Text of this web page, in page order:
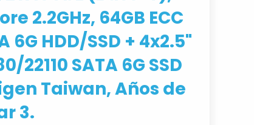
2.2GHz, 64GB ECC
6G HDD/SSD + 4x2.5"
22110 SATA 6G SSD
Taiwan, Años de
3.